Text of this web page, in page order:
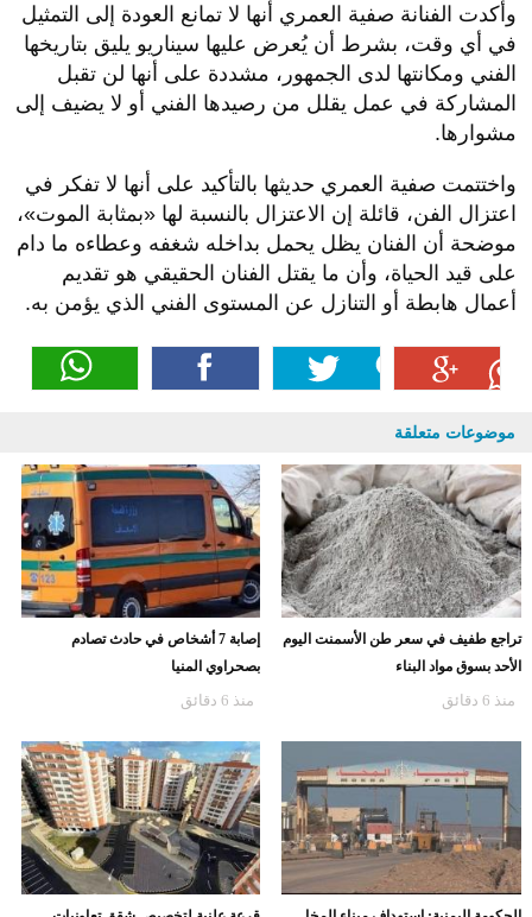
وأكدت الفنانة صفية العمري أنها لا تمانع العودة إلى التمثيل
في أي وقت، بشرط أن يُعرض عليها سيناريو يليق بتاريخها
الفني ومكانتها لدى الجمهور، مشددة على أنها لن تقبل
المشاركة في عمل يقلل من رصيدها الفني أو لا يضيف إلى
مشوارها.
واختتمت صفية العمري حديثها بالتأكيد على أنها لا تفكر في
اعتزال الفن، قائلة إن الاعتزال بالنسبة لها «بمثابة الموت»،
موضحة أن الفنان يظل يحمل بداخله شغفه وعطاءه ما دام
على قيد الحياة، وأن ما يقتل الفنان الحقيقي هو تقديم
أعمال هابطة أو التنازل عن المستوى الفني الذي يؤمن به.
موضوعات متعلقة
تراجع طفيف في سعر طن الأسمنت اليوم
الأحد بسوق مواد البناء
منذ 6 دقائق
إصابة 7 أشخاص في حادث تصادم
بصحراوي المنيا
منذ 6 دقائق